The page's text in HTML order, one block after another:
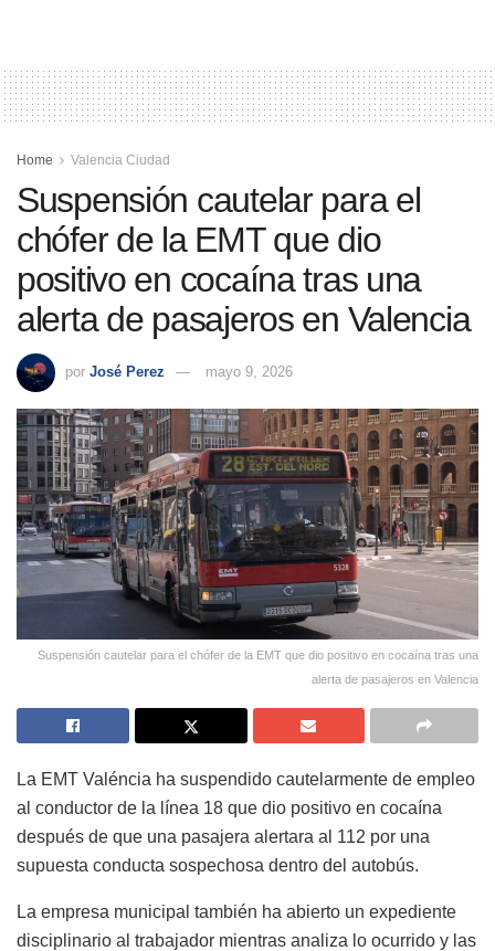
Home Valencia Ciudad
Suspensión cautelar para el
chófer de la EMT que dio
positivo en cocaína tras una
alerta de pasajeros en Valencia
por José Perez mayo 9, 2026
Suspensión cautelar para el chófer de la EMT que dio positivo en cocaína tras una
alerta de pasajeros en Valencia
La EMT Valéncia ha suspendido cautelarmente de empleo
al conductor de la línea 18 que dio positivo en cocaína
después de que una pasajera alertara al 112 por una
supuesta conducta sospechosa dentro del autobús.
La empresa municipal también ha abierto un expediente
disciplinario al trabajador mientras analiza lo ocurrido y las